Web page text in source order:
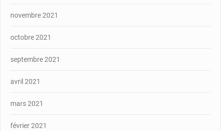
novembre 2021
octobre 2021
septembre 2021
avril 2021
mars 2021
février 2021